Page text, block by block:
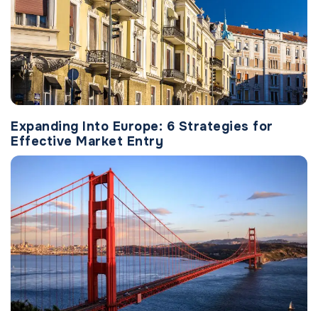
Expanding Into Europe: 6 Strategies for
Effective Market Entry